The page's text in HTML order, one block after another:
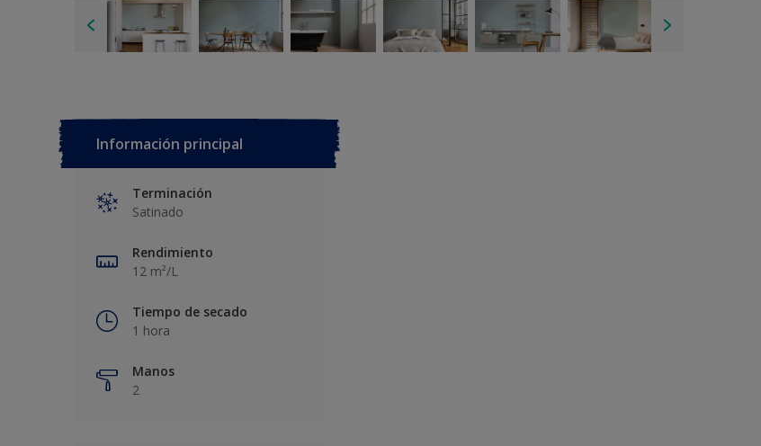
Información principal
Terminación
Satinado
Rendimiento
12 m²/L
Tiempo de secado
1 hora
Manos
2